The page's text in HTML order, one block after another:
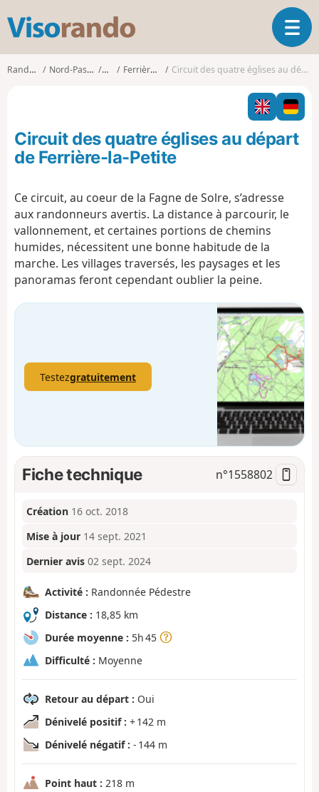
s
o
o
O
u
v
i
r
l
a
Randonnées Nord-Pas-de-Calais NordFerrière-la-Petite Circuit des quatre églises au départ de Ferrière-la-Petite
Circuit des quatre églises au départ
de Ferrière-la-Petite
Ce circuit, au coeur de la Fagne de Solre, s’adresse
aux randonneurs avertis. La distance à parcourir, le
vallonnement, et certaines portions de chemins
humides, nécessitent une bonne habitude de la
marche. Les villages traversés, les paysages et les
panoramas feront cependant oublier la peine.
Testezgratuitement
Fiche technique n°1558802
Création 16 oct. 2018
Mise à jour 14 sept. 2021
Dernier avis 02 sept. 2024
Activité : Randonnée Pédestre
Distance : 18,85 km
Durée moyenne : 5h 45
Difficulté : Moyenne
Retour au départ : Oui
Dénivelé positif : + 142 m
Dénivelé négatif : - 144 m
Point haut : 218 m